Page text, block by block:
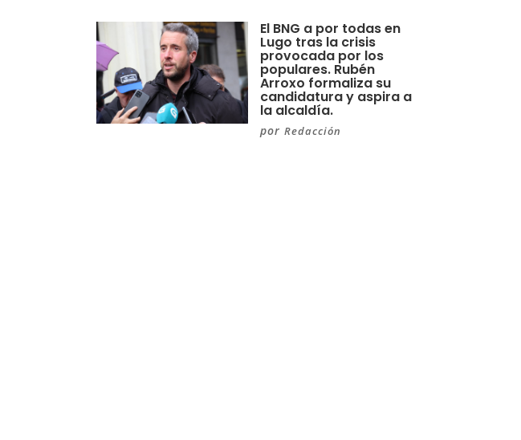
El BNG a por todas en
Lugo tras la crisis
provocada por los
populares. Rubén
Arroxo formaliza su
candidatura y aspira a
la alcaldía.
porRedacción